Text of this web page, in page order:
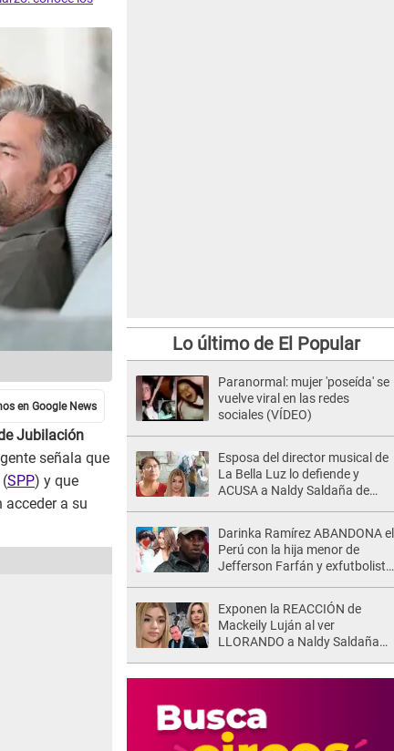
Jubilación
señala que
(SPP) y que
acceder a su
Lo último de El Popular
Paranormal: mujer 'poseída' se
vuelve viral en las redes
sociales (VÍDEO)
Esposa del director musical de
La Bella Luz lo defiende y
ACUSA a Naldy Saldaña de
Darinka Ramírez ABANDONA el
Perú con la hija menor de
Jefferson Farfán y exfutbolista
Exponen la REACCIÓN de
Mackeily Luján al ver
LLORANDO a Naldy Saldaña